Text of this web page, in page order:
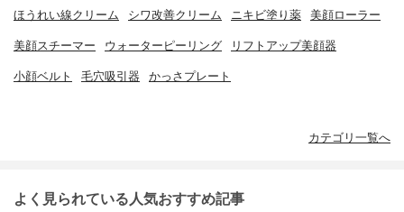
ほうれい線クリーム シワ改善クリーム ニキビ塗り薬 美顔ローラー
美顔スチーマー ウォーターピーリング リフトアップ美顔器
小顔ベルト 毛穴吸引器 かっさプレート
カテゴリ一覧へ
よく見られている人気おすすめ記事